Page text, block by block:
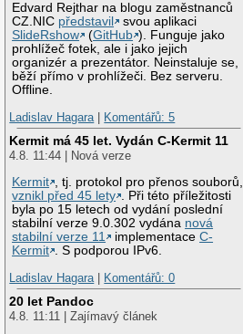
Edvard Rejthar na blogu zaměstnanců
CZ.NIC představil
svou aplikaci
SlideRshow
(GitHub ). Funguje jako
prohlížeč fotek, ale i jako jejich
organizér a prezentátor. Neinstaluje se,
běží přímo v prohlížeči. Bez serveru.
Offline.
Ladislav Hagara | Komentářů: 5
Kermit má 45 let. Vydán C-Kermit 11
4.8. 11:44 | Nová verze
Kermit , tj. protokol pro přenos souborů,
vznikl před 45 lety . Při této příležitosti
byla po 15 letech od vydání poslední
stabilní verze 9.0.302 vydána nová
stabilní verze 11
implementaceC-
Kermit . S podporou IPv6.
Ladislav Hagara | Komentářů: 0
20 let Pandoc
4.8. 11:11 | Zajímavý článek